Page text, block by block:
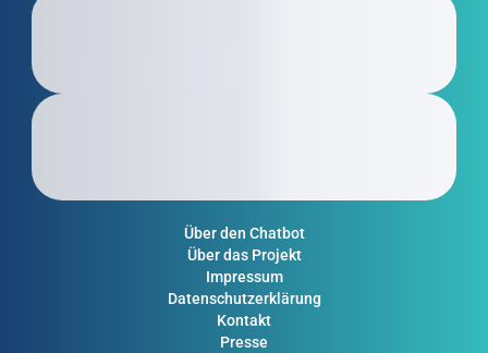
Über den Chatbot
Über das Projekt
Impressum
Datenschutzerklärung
Kontakt
Presse